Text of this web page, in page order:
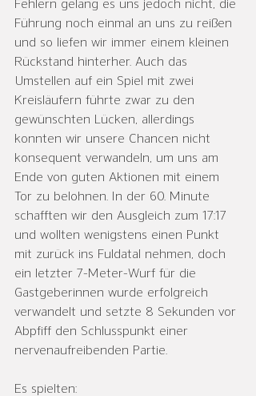
Fehlern gelang es uns jedoch nicht, die
Führung noch einmal an uns zu reißen
und so liefen wir immer einem kleinen
Rückstand hinterher. Auch das
Umstellen auf ein Spiel mit zwei
Kreisläufern führte zwar zu den
gewünschten Lücken, allerdings
konnten wir unsere Chancen nicht
konsequent verwandeln, um uns am
Ende von guten Aktionen mit einem
Tor zu belohnen. In der 60. Minute
schafften wir den Ausgleich zum 17:17
und wollten wenigstens einen Punkt
mit zurück ins Fuldatal nehmen, doch
ein letzter 7-Meter-Wurf für die
Gastgeberinnen wurde erfolgreich
verwandelt und setzte 8 Sekunden vor
Abpfiff den Schlusspunkt einer
nervenaufreibenden Partie.
Es spielten: